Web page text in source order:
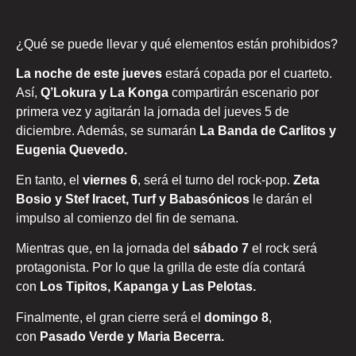
¿Qué se puede llevar y qué elementos están prohibidos?
La noche de este jueves estará copada por el cuarteto.
Así, Q’Lokura y La Konga compartirán escenario por
primera vez y agitarán la jornada del jueves 5 de
diciembre. Además, se sumarán La Banda de Carlitos y
Eugenia Quevedo.
En tanto, el viernes 6, será el turno del rock-pop. Zeta
Bosio y Stef Iracet, Turf y Babasónicos le darán el
impulso al comienzo del fin de semana.
Mientras que, en la jornada del sábado 7 el rock será
protagonista. Por lo que la grilla de este día contará
con Los Tipitos, Kapanga y Las Pelotas.
Finalmente, el gran cierre será el domingo 8,
con Pasado Verde y Maria Becerra.